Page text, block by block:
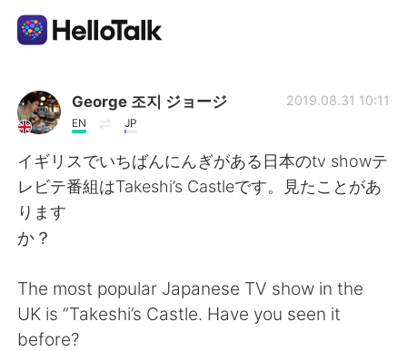
언어 교환 앱
AI Grammar Checker
한국어
繁體中文 Español
George 조지 ジョージ
EN JP
2019.08.31 10:11
イギリスでいちばんにんぎがある日本のtv showテ
レビテ番組はTakeshi’s Castleです。見たことがあ
ります
か？
The most popular Japanese TV show in the
UK is “Takeshi’s Castle. Have you seen it
before?